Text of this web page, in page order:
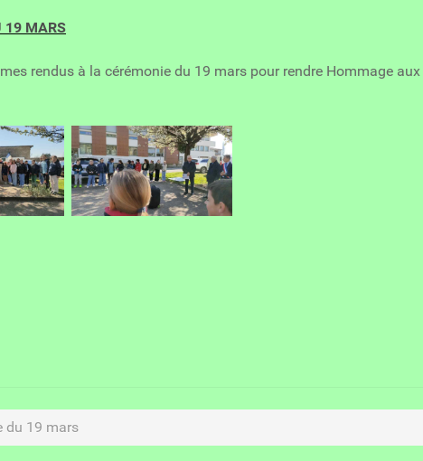
19 MARS
rendus à la cérémonie du 19 mars pour rendre Hommage
du 19 mars